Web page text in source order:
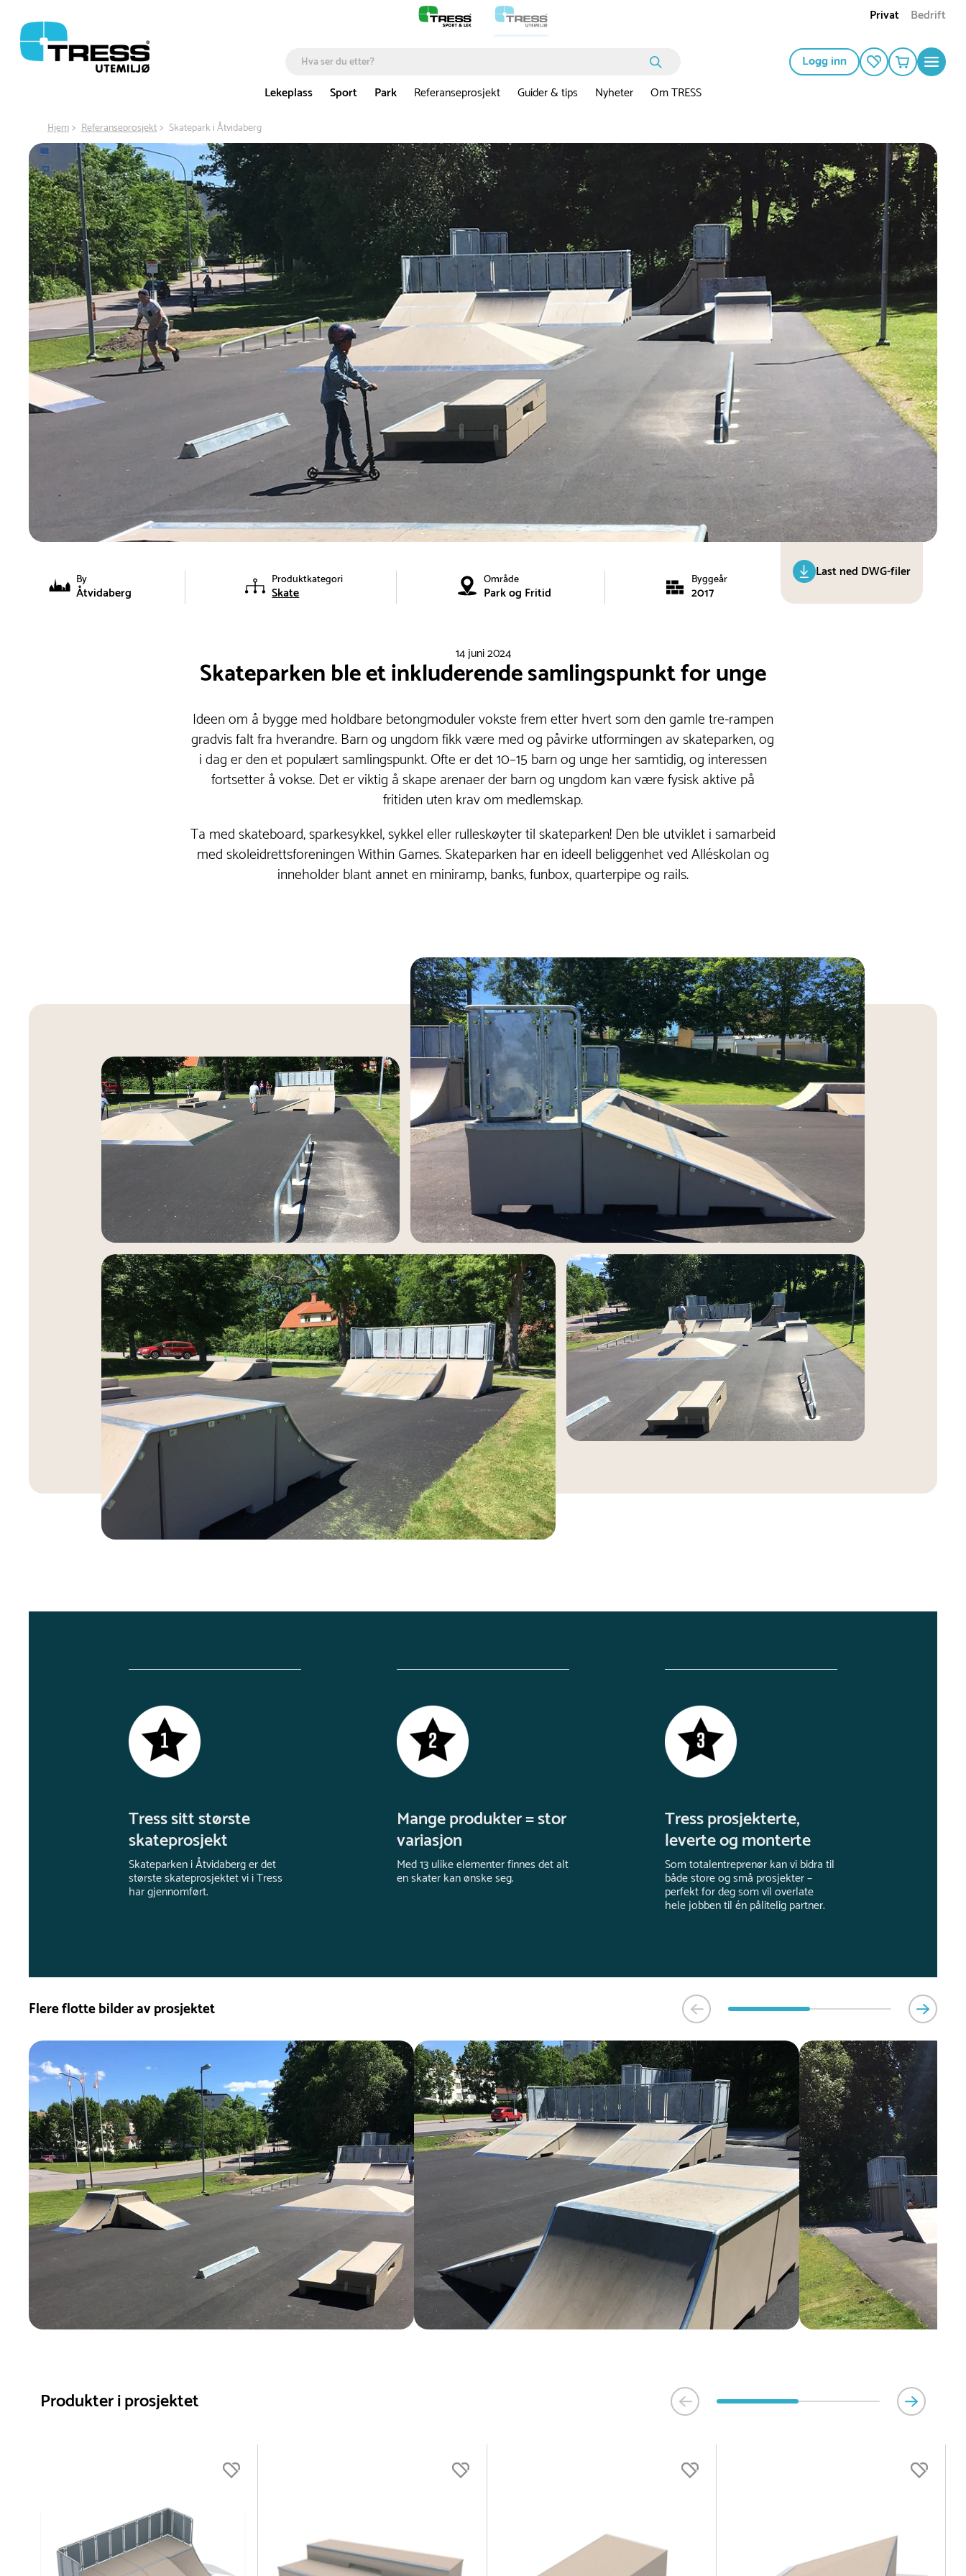
Privat Bedrift
Logg inn
Lekeplass
Sport Park Referanseprosjekt Guider & tips Nyheter Om TRESS
Hjem Referanseprosjekt Skatepark i Åtvidaberg
By
Åtvidaberg
Produktkategori
Skate
Område
Park og Fritid
Byggeår
2017
Last ned DWG-filer
14 juni 2024
Skateparken ble et inkluderende samlingspunkt for unge
Ideen om å bygge med holdbare betongmoduler vokste frem etter hvert som den gamle tre-rampen
gradvis falt fra hverandre. Barn og ungdom fikk være med og påvirke utformingen av skateparken, og
i dag er den et populært samlingspunkt. Ofte er det 10–15 barn og unge her samtidig, og interessen
fortsetter å vokse. Det er viktig å skape arenaer der barn og ungdom kan være fysisk aktive på
fritiden uten krav om medlemskap.
Ta med skateboard, sparkesykkel, sykkel eller rulleskøyter til skateparken! Den ble utviklet i samarbeid
med skoleidrettsforeningen Within Games. Skateparken har en ideell beliggenhet ved Alléskolan og
inneholder blant annet en miniramp, banks, funbox, quarterpipe og rails.
Tress sitt største
skateprosjekt
Skateparken i Åtvidaberg er det
største skateprosjektet vi i Tress
har gjennomført.
Mange produkter = stor
variasjon
Med 13 ulike elementer finnes det alt
en skater kan ønske seg.
Tress prosjekterte,
leverte og monterte
Som totalentreprenør kan vi bidra til
både store og små prosjekter –
perfekt for deg som vil overlate
hele jobben til én pålitelig partner.
Flere flotte bilder av prosjektet
Produkter i prosjektet